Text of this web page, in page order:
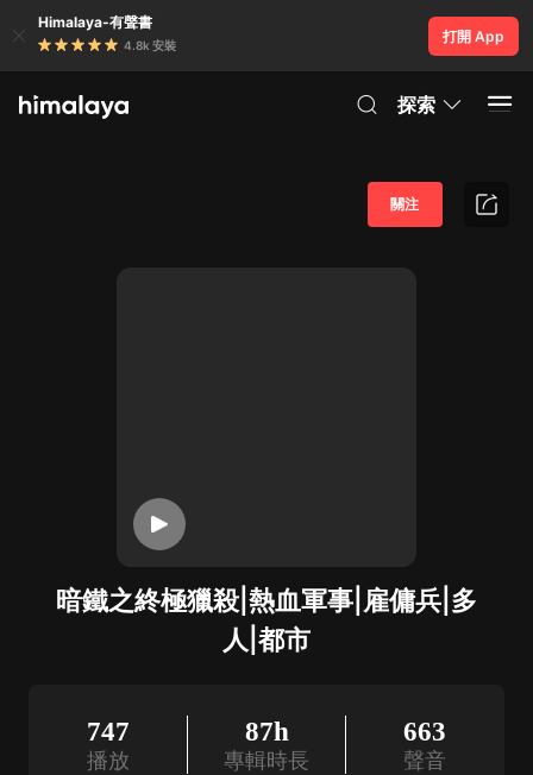
Himalaya-有聲書
4.8k 安裝
打開 App
探索
暗鐵之終極獵殺|熱血軍事|雇傭兵|多
人|都市
關注
747
播放
87h
專輯時長
663
聲音